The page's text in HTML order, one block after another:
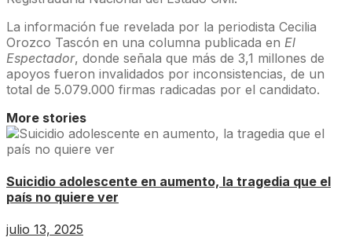
La información fue revelada por la periodista Cecilia
Orozco Tascón en una columna publicada en El
Espectador, donde señala que más de 3,1 millones de
apoyos fueron invalidados por inconsistencias, de un
total de 5.079.000 firmas radicadas por el candidato.
More stories
Suicidio adolescente en aumento, la tragedia que el
país no quiere ver
julio 13, 2025